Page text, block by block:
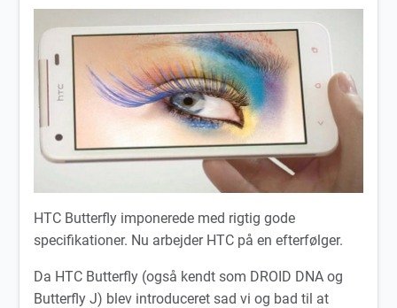
HTC Butterfly imponerede med rigtig gode
specifikationer. Nu arbejder HTC på en efterfølger.
Da HTC Butterfly (også kendt som DROID DNA og
Butterfly J) blev introduceret sad vi og bad til at